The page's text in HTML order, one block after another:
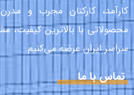
کارآمد، کارکنان مجرب و
محصولاتی با بالاترین کیفیت،
سراسر ایران عرضه می‌کنیم.
تماس با ما